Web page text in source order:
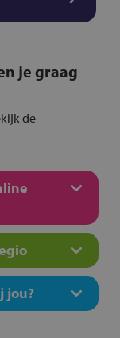
je graag
de
jou?